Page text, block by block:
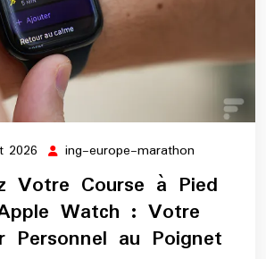
2026 08
juillet
2026
ing-europe-marathon
europe-
marathon
Votre Course à Pied
Watch : Votre
Personnel au Poignet